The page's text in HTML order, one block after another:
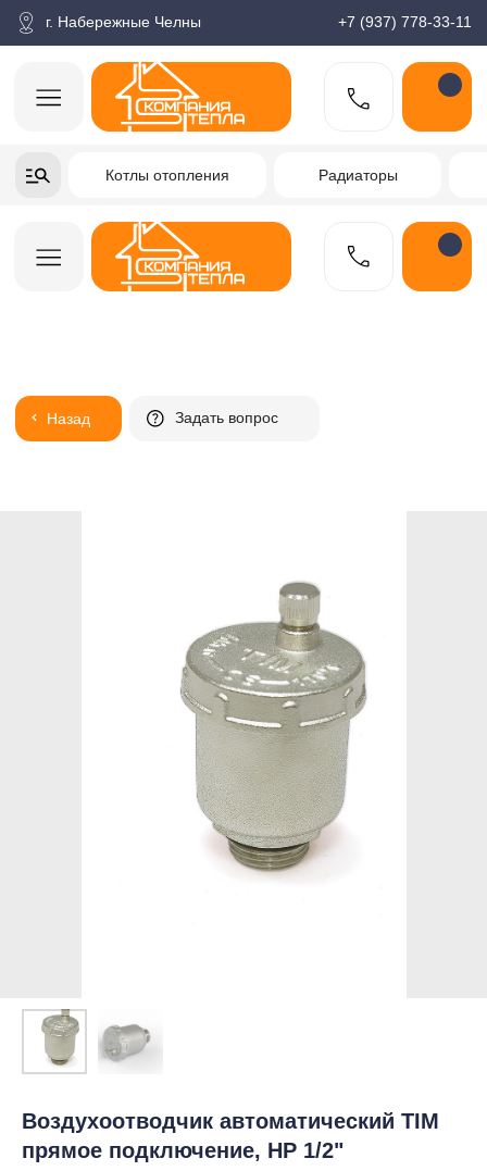
г. Набережные Челны
Котлы отопления Радиаторы Водонагреватели
+7-937-778-33-11
Воздухоотводчик автоматический TIM
прямое подключение, НР 1/2"